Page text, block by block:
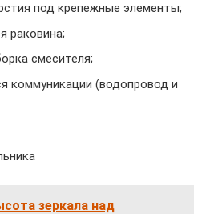
под крепежные элементы;
раковина;
смесителя;
коммуникации (водопровод и
зеркала над